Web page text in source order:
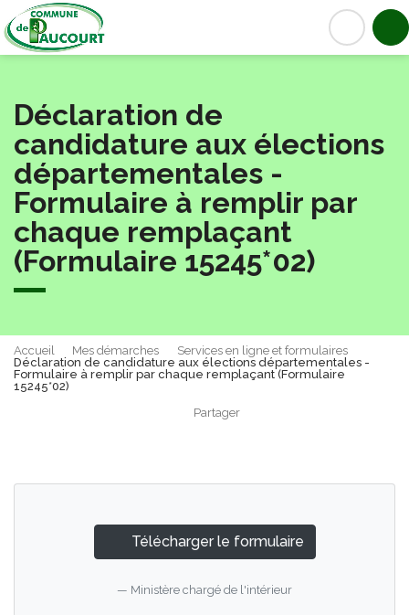
Déclaration de
candidature aux élections
départementales -
Formulaire à remplir par
chaque remplaçant
(Formulaire 15245*02)
Accueil Mes démarches
Services en ligne et formulaires
Déclaration de candidature aux élections départementales -
Formulaire à remplir par chaque remplaçant (Formulaire
15245*02)
Partager
Télécharger le formulaire
Ministère chargé de l'intérieur